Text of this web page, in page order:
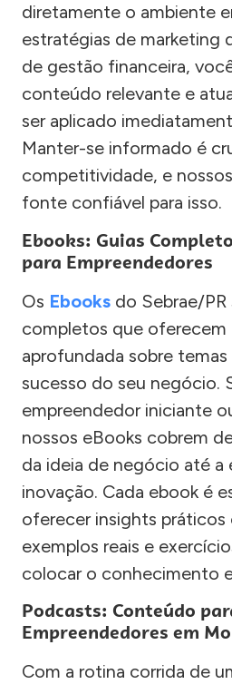
diretamente o ambiente
estratégias de marketing
de gestão financeira,
conteúdo relevante e
ser aplicado
Manter-se informado é
competitividade, e
fonte confiável para isso.
Ebooks: Guias
para Empreendedores
Os Ebooks do Sebrae/PR
completos que oferecem
aprofundada sobre temas
sucesso do seu negócio.
empreendedor iniciante
nossos eBooks cobrem
da ideia de negócio até a
inovação. Cada ebook é
oferecer insights práticos
exemplos reais e
colocar o conhecimento
Podcasts: Conteúdo
Empreendedores em
Com a rotina corrida de